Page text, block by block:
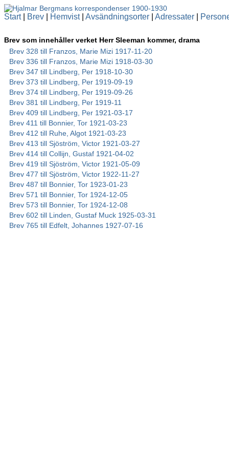
Start| Brev Hemvist| Avsändningsorter Adressater
Brev som innehåller verket Herr Sleeman kommer, drama
Brev 328 till Franzos, Marie Mizi 1917-11-20
Brev 336 till Franzos, Marie Mizi 1918-03-30
Brev 347 till Lindberg, Per 1918-10-30
Brev 373 till Lindberg, Per 1919-09-19
Brev 374 till Lindberg, Per 1919-09-26
Brev 381 till Lindberg, Per 1919-11
Brev 409 till Lindberg, Per 1921-03-17
Brev 411 till Bonnier, Tor 1921-03-23
Brev 412 till Ruhe, Algot 1921-03-23
Brev 413 till Sjöström, Victor 1921-03-27
Brev 414 till Collijn, Gustaf 1921-04-02
Brev 419 till Sjöström, Victor 1921-05-09
Brev 477 till Sjöström, Victor 1922-11-27
Brev 487 till Bonnier, Tor 1923-01-23
Brev 571 till Bonnier, Tor 1924-12-05
Brev 573 till Bonnier, Tor 1924-12-08
Brev 602 till Linden, Gustaf Muck 1925-03-31
Brev 765 till Edfelt, Johannes 1927-07-16